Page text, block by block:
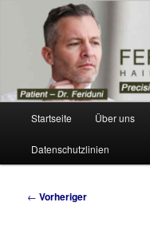
Dr. Feriduni
Blog
Videos, Resultate, Bilder
Startseite Über uns
Datenschutzlinien
Beitragsnavigation
← Vorheriger